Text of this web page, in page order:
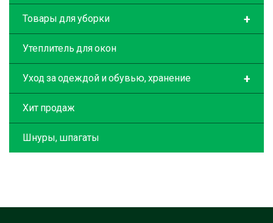
+
Товары для уборки
Утеплитель для окон
+
Уход за одеждой и обувью, хранение
Хит продаж
Шнуры, шпагаты